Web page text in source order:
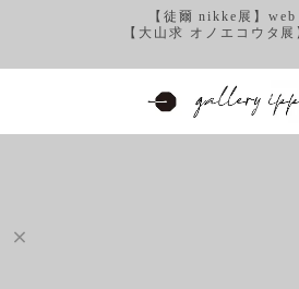
【徒爾 nikke展】web
【大山求 オノエコウタ